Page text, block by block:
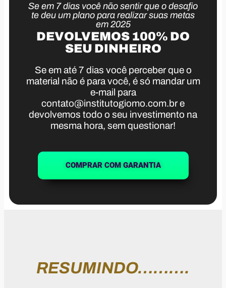
Se em 7 dias você não sentir que o desafio
te deu um plano para realizar suas metas
em 2025
DEVOLVEMOS 100% DO
SEU DINHEIRO
Se em até 7 dias você perceber que o
material não é para você, é só mandar um
e-mail para
contato@institutogiomo.com.bre
devolvemos todo o seu investimento na
mesma hora, sem questionar!
COMPRAR COM GARANTIA
RESUMINDO……….